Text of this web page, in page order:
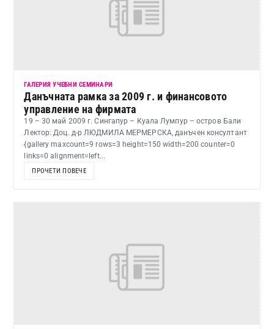
ГАЛЕРИЯ УЧЕБНИ СЕМИНАРИ
Данъчната рамка за 2009 г. и финансовото
управление на фирмата
19 – 30 май 2009 г. Сингапур – Куала Лумпур – остров Бали
Лектор: Доц. д-р ЛЮДМИЛА МЕРМЕРСКА, данъчен консултант
{gallery maxcount=9 rows=3 height=150 width=200 counter=0
links=0 alignment=left...
ПРОЧЕТИ ПОВЕЧЕ